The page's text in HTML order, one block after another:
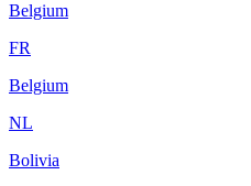
Belgium
FR
Belgium
NL
Bolivia